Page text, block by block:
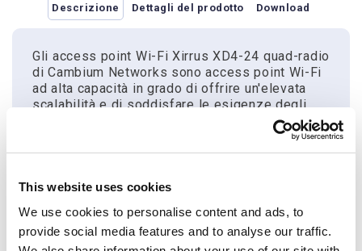
This website uses cookies
We use cookies to personalise content and ads, to
provide social media features and to analyse our traffic.
Descrizione Dettagli del prodotto Download
Gli access point Wi-Fi Xirrus XD4-24 quad-radio
di Cambium Networks sono access point Wi-Fi
ad alta capacità in grado di offrire un'elevata
scalabilità e di soddisfare le esigenze degli
attuali utenti mobili. Questi access point ad alta
densità sono dotati di un potente controller
integrato multi-core, d’intelligenza a livello di
gestione cloud o on-premise. Sono i dispositivi
aree a densità medio-alta come aule, sale
riunioni, uffici e per reti di sensori Internet of